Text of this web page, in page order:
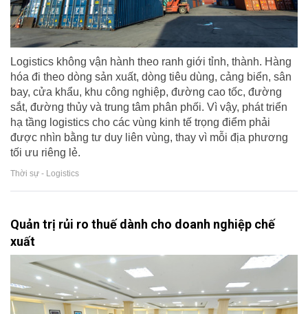
Logistics không vận hành theo ranh giới tỉnh, thành. Hàng
hóa đi theo dòng sản xuất, dòng tiêu dùng, cảng biển, sân
bay, cửa khẩu, khu công nghiệp, đường cao tốc, đường
sắt, đường thủy và trung tâm phân phối. Vì vậy, phát triển
hạ tầng logistics cho các vùng kinh tế trọng điểm phải
được nhìn bằng tư duy liên vùng, thay vì mỗi địa phương
tối ưu riêng lẻ.
Thời sự - Logistics
Quản trị rủi ro thuế dành cho doanh nghiệp chế
xuất